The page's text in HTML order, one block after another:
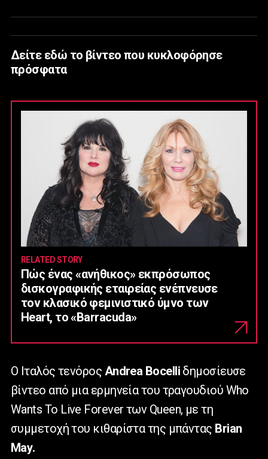
Δείτε εδώ το βίντεο που κυκλοφόρησε
πρόσφατα
RELATED STORY
Πώς ένας «ανήθικος» εκπρόσωπος
δισκογραφικής εταιρείας ενέπνευσε
τον κλασικό φεμινιστικό ύμνο των
Heart, το «Barracuda»
Ο Ιταλός τενόρος Andrea Bocelli δημοσίευσε
βίντεο από μια ερμηνεία του τραγουδιού Who
Wants To Live Forever των Queen, με τη
συμμετοχή του κιθαρίστα της μπάντας Brian
May.